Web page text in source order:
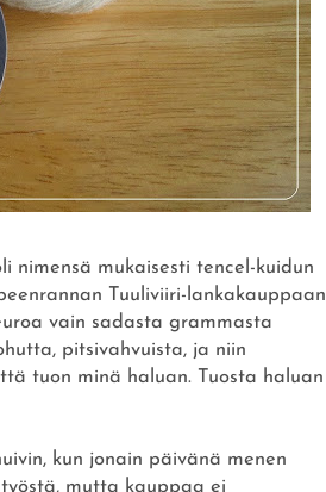
nimensä mukaisesti tencel-kuidun
Tuuliviiri-lankakauppaan
vain sadasta grammasta
pitsivahvuista, ja niin
tuon minä haluan. Tuosta haluan
kun jonain päivänä menen
mutta kauppaa ei